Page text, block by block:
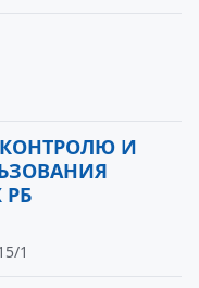
КОНТРОЛЮ И
1